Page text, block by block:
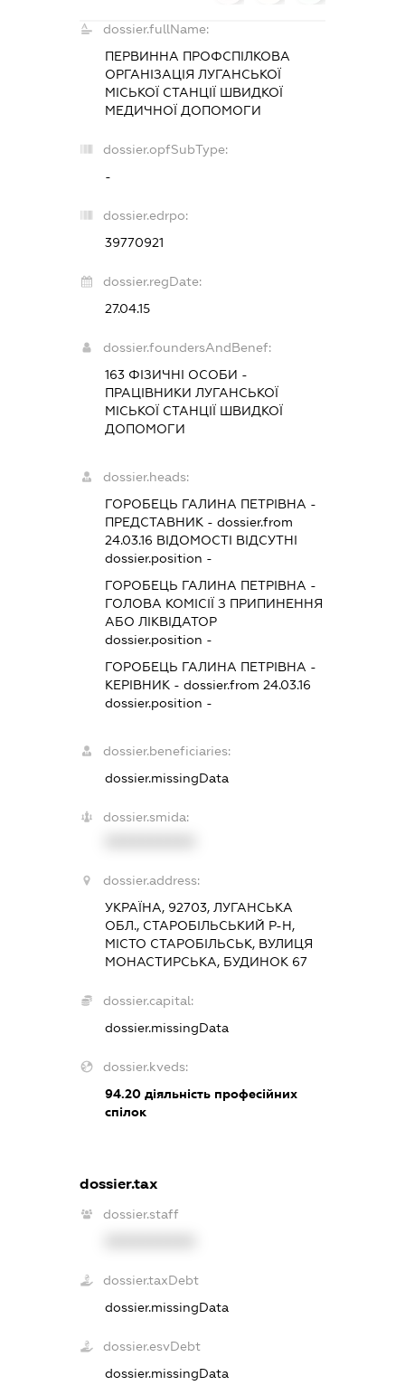
dossier.fullName:
ПЕРВИННА ПРОФСПІЛКОВА
ОРГАНІЗАЦІЯ ЛУГАНСЬКОЇ
МІСЬКОЇ СТАНЦІЇ ШВИДКОЇ
МЕДИЧНОЇ ДОПОМОГИ
dossier.opfSubType:
-
dossier.edrpo:
39770921
dossier.regDate:
27.04.15
dossier.foundersAndBenef:
163 ФІЗИЧНІ ОСОБИ -
ПРАЦІВНИКИ ЛУГАНСЬКОЇ
МІСЬКОЇ СТАНЦІЇ ШВИДКОЇ
ДОПОМОГИ
dossier.heads:
ГОРОБЕЦЬ ГАЛИНА ПЕТРІВНА -
ПРЕДСТАВНИК - dossier.from
24.03.16 ВІДОМОСТІ ВІДСУТНІ
dossier.position -
ГОРОБЕЦЬ ГАЛИНА ПЕТРІВНА -
ГОЛОВА КОМІСІЇ З ПРИПИНЕННЯ
АБО ЛІКВІДАТОР
dossier.position -
ГОРОБЕЦЬ ГАЛИНА ПЕТРІВНА -
КЕРІВНИК - dossier.from 24.03.16
dossier.position -
dossier.beneficiaries:
dossier.missingData
dossier.smida:
dossier.address:
УКРАЇНА, 92703, ЛУГАНСЬКА
ОБЛ., СТАРОБІЛЬСЬКИЙ Р-Н,
МІСТО СТАРОБІЛЬСЬК, ВУЛИЦЯ
МОНАСТИРСЬКА, БУДИНОК 67
dossier.capital:
dossier.missingData
dossier.kveds:
94.20діяльність професійних
спілок
dossier.tax
dossier.staff
dossier.taxDebt
dossier.missingData
dossier.esvDebt
dossier.missingData